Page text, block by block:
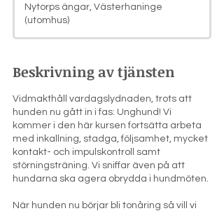
u
t
d
Nytorps ängar, Västerhaninge
(utomhus)
Beskrivning av tjänsten
Vidmakthåll vardagslydnaden, trots att
hunden nu gått in i fas: Unghund! Vi
kommer i den här kursen fortsätta arbeta
med inkallning, stadga, följsamhet, mycket
kontakt- och impulskontroll samt
störningsträning. Vi sniffar även på att
hundarna ska agera obrydda i hundmöten.
När hunden nu börjar bli tonåring så vill vi